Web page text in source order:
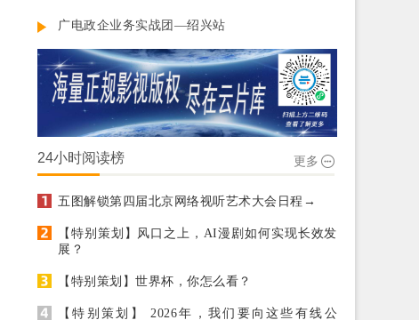
广电政企业务实战团—绍兴站
24小时阅读榜 更多
五图解锁第四届北京网络视听艺术大会日程→
【特别策划】风口之上，AI漫剧如何实现长效发
展？
【特别策划】世界杯，你怎么看？
【特别策划】 2026年，我们要向这些有线公